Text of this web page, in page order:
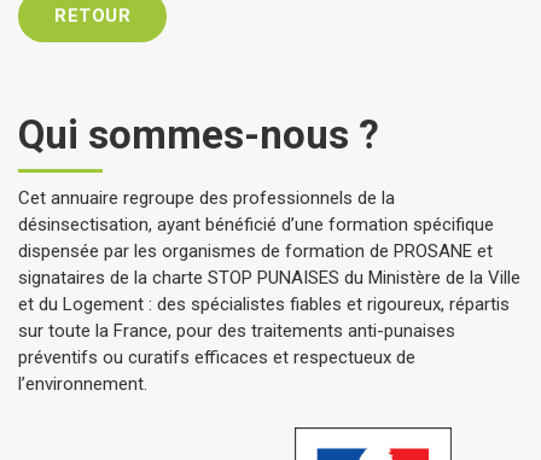
RETOUR
Qui sommes-nous ?
Cet annuaire regroupe des professionnels de la
désinsectisation, ayant bénéficié d’une formation spécifique
dispensée par les organismes de formation de PROSANE et
signataires de la charte STOP PUNAISES du Ministère de la Ville
et du Logement : des spécialistes fiables et rigoureux, répartis
sur toute la France, pour des traitements anti-punaises
préventifs ou curatifs efficaces et respectueux de
l’environnement.